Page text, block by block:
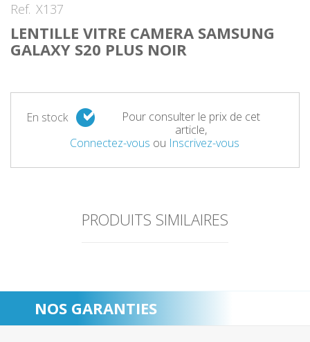
Ref. X137
LENTILLE VITRE CAMERA SAMSUNG
GALAXY S20 PLUS NOIR
En stock
Pour consulter le prix de cet
article,
Connectez-vous ou Inscrivez-vous
PRODUITS SIMILAIRES
NOS GARANTIES